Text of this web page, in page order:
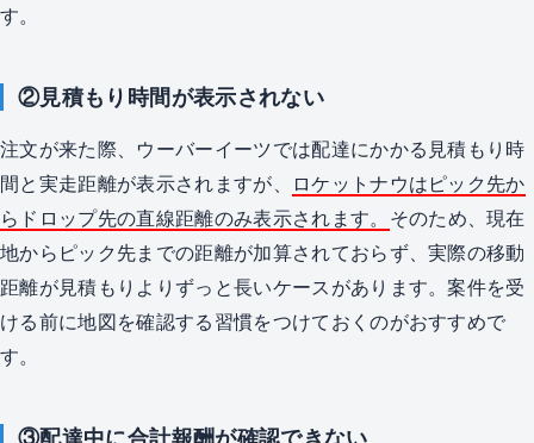
す。
②見積もり時間が表示されない
注文が来た際、ウーバーイーツでは配達にかかる見積もり時
間と実走距離が表示されますが、
ロケットナウはピック先か
らドロップ先の直線距離のみ表示されます。 そのため、現在
地からピック先までの距離が加算されておらず、実際の移動
距離が見積もりよりずっと長いケースがあります。案件を受
ける前に地図を確認する習慣をつけておくのがおすすめで
す。
③配達中に合計報酬が確認できない